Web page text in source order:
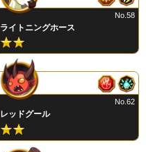
ライトニングホース
No.58
レッドグール
No.62